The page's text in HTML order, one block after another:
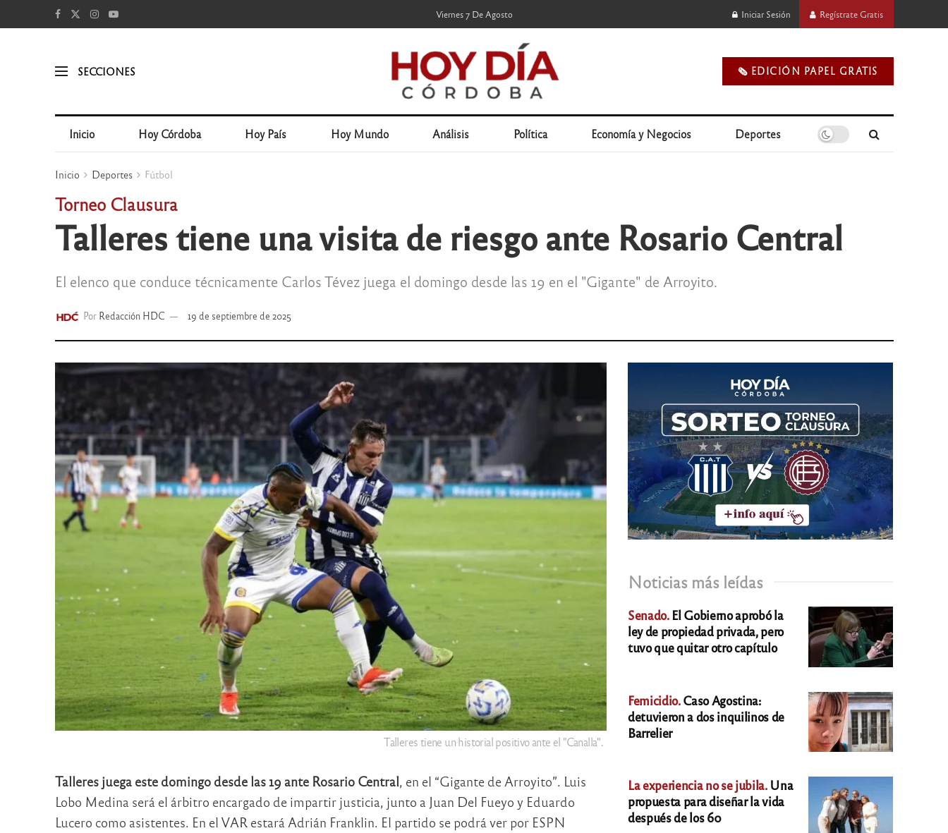
Viernes 7 De Agosto Iniciar Sesión Regístrate Gratis
SECCIONES 🗞️ EDICIÓN PAPEL GRATIS
Inicio Hoy Córdoba Hoy País Hoy Mundo Análisis Política Economía y Negocios Deportes
Inicio Deportes Fútbol
Torneo Clausura
Talleres tiene una visita de riesgo ante Rosario Central
El elenco que conduce técnicamente Carlos Tévez juega el domingo desde las 19 en el "Gigante" de Arroyito.
Por Redacción HDC 19 de septiembre de 2025
Talleres tiene un historial positivo ante el "Canalla".
Talleres juega este domingo desde las 19 ante Rosario Central, en el “Gigante de Arroyito”. Luis
Lobo Medina será el árbitro encargado de impartir justicia, junto a Juan Del Fueyo y Eduardo
Lucero como asistentes. En el VAR estará Adrián Franklin. El partido se podrá ver por ESPN
Noticias más leídas
Senado.El Gobierno aprobó la
ley de propiedad privada, pero
tuvo que quitar otro capítulo
Femicidio.Caso Agostina:
detuvieron a dos inquilinos de
Barrelier
La experiencia no se jubila.Una
propuesta para diseñar la vida
después de los 60